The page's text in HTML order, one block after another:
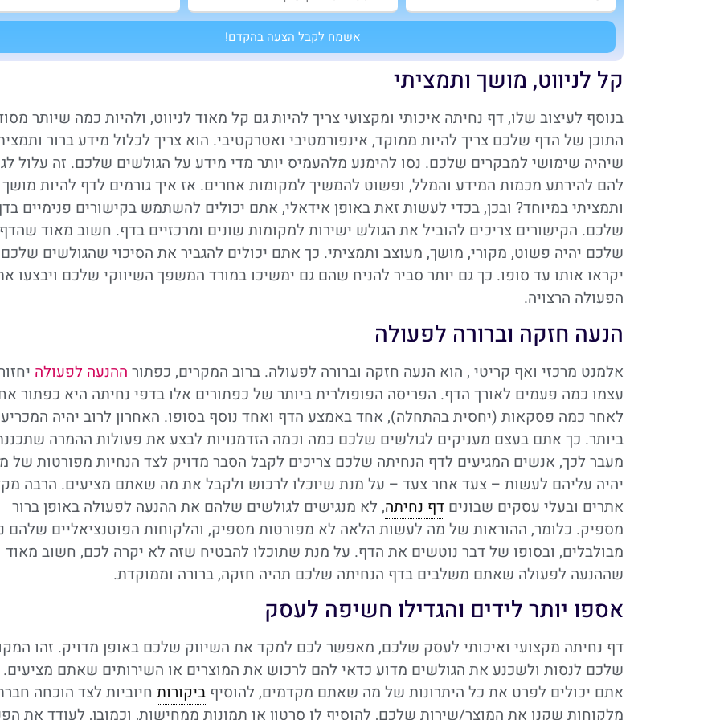
אשמח לקבל הצעה בהקדם!
קל לניווט, מושך ותמציתי
בנוסף לעיצוב שלו, דף נחיתה איכותי ומקצועי צריך להיות גם קל מאוד לניווט, ולהיות כמה שיותר
התוכן של הדף שלכם צריך להיות ממוקד, אינפורמטיבי ואטרקטיבי. הוא צריך לכלול מידע ברור
שיהיה שימושי למבקרים שלכם. נסו להימנע מלהעמיס יותר מדי מידע על הגולשים שלכם. זה עלול
להם להירתע מכמות המידע והמלל, ופשוט להמשיך למקומות אחרים. אז איך גורמים לדף להיות מושך
ותמציתי במיוחד? ובכן, בכדי לעשות זאת באופן אידאלי, אתם יכולים להשתמש בקישורים פנימיים
שלכם. הקישורים צריכים להוביל את הגולש ישירות למקומות שונים ומרכזיים בדף. חשוב מאוד שהדף
שלכם יהיה פשוט, מקורי, מושך, מעוצב ותמציתי. כך אתם יכולים להגביר את הסיכוי שהגולשים שלכם
יקראו אותו עד סופו. כך גם יותר סביר להניח שהם גם ימשיכו במורד המשפך השיווקי שלכם ויבצעו
הפעולה הרצויה.
הנעה חזקה וברורה לפעולה
אלמנט מרכזי ואף קריטי , הוא הנעה חזקה וברורה לפעולה. ברוב המקרים, כפתור ההנעה לפעולה
עצמו כמה פעמים לאורך הדף. הפריסה הפופולרית ביותר של כפתורים אלו בדפי נחיתה היא כפתור
לאחר כמה פסקאות (יחסית בהתחלה), אחד באמצע הדף ואחד נוסף בסופו. האחרון לרוב יהיה המכריע
ביותר. כך אתם בעצם מעניקים לגולשים שלכם כמה וכמה הזדמנויות לבצע את פעולות ההמרה
מעבר לכך, אנשים המגיעים לדף הנחיתה שלכם צריכים לקבל הסבר מדויק לצד הנחיות מפורטות של
יהיה עליהם לעשות – צעד אחר צעד – על מנת שיוכלו לרכוש ולקבל את מה שאתם מציעים. הרבה
אתרים ובעלי עסקים שבונים דף נחיתה, לא מנגישים לגולשים שלהם את ההנעה לפעולה באופן ברור
מספיק. כלומר, ההוראות של מה לעשות הלאה לא מפורטות מספיק, והלקוחות הפוטנציאליים שלהם
מבולבלים, ובסופו של דבר נוטשים את הדף. על מנת שתוכלו להבטיח שזה לא יקרה לכם, חשוב מאוד
שההנעה לפעולה שאתם משלבים בדף הנחיתה שלכם תהיה חזקה, ברורה וממוקדת.
אספו יותר לידים והגדילו חשיפה לעסק
דף נחיתה מקצועי ואיכותי לעסק שלכם, מאפשר לכם למקד את השיווק שלכם באופן מדויק. זהו
שלכם לנסות ולשכנע את הגולשים מדוע כדאי להם לרכוש את המוצרים או השירותים שאתם
אתם יכולים לפרט את כל היתרונות של מה שאתם מקדמים, להוסיף ביקורות חיוביות לצד הוכחה
מלקוחות שקנו את המוצר/שירות שלכם, להוסיף לו סרטון או תמונות ממחישות, וכמובן, לעודד את